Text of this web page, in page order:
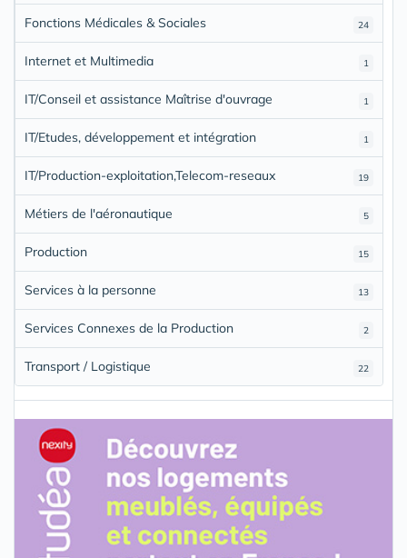
24
Fonctions Médicales & Sociales
1
Internet et Multimedia
1
IT/Conseil et assistance Maîtrise d'ouvrage
1
IT/Etudes, développement et intégration
19
IT/Production-exploitation,Telecom-reseaux
5
Métiers de l'aéronautique
15
Production
13
Services à la personne
2
Services Connexes de la Production
22
Transport / Logistique